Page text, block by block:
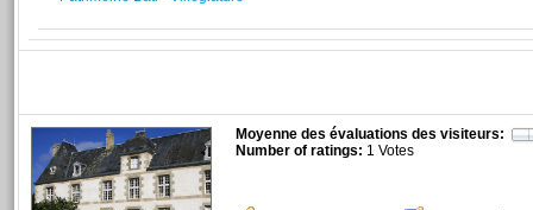
Moyenne des évaluations des visiteurs:
Number of ratings: 1 Votes